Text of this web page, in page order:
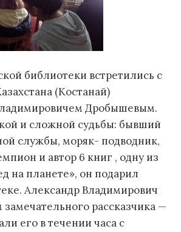
библиотеки встретились с
(Костанай)
Дробышевым.
и сложной судьбы: бывший
службы, моряк- подводник,
и автор 6 книг , одну из
на планете», он подарил
Александр Владимирович
замечательного рассказчика —
его в течении часа с